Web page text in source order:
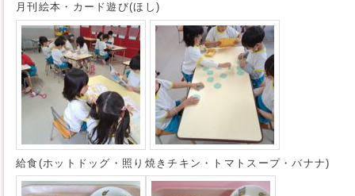
月刊絵本・カード遊び(ほし)
給食(ホットドッグ・照り焼きチキン・トマトスープ・バナナ)